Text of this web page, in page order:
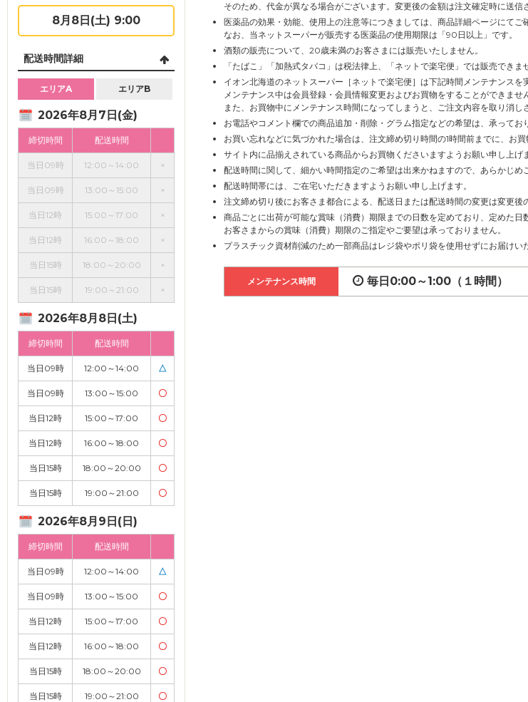
8月8日(土) 9:00
配送時間詳細
エリアA エリアB
2026年8月7日(金)
締切時間 配送時間
当日09時 12:00～14:00 ×
当日09時 13:00～15:00 ×
当日12時 15:00～17:00 ×
当日12時 16:00～18:00 ×
当日15時 18:00～20:00 ×
当日15時 19:00～21:00 ×
2026年8月8日(土)
締切時間 配送時間
当日09時 12:00～14:00 △
当日09時 13:00～15:00 〇
当日12時 15:00～17:00 〇
当日12時 16:00～18:00 〇
当日15時 18:00～20:00 〇
当日15時 19:00～21:00 〇
2026年8月9日(日)
締切時間 配送時間
当日09時 12:00～14:00 △
当日09時 13:00～15:00 〇
当日12時 15:00～17:00 〇
当日12時 16:00～18:00 〇
当日15時 18:00～20:00 〇
当日15時 19:00～21:00 〇
そのため、代金が異なる場合がございます。変更後の金額は注文確定時に送信
医薬品の効果・効能、使用上の注意等につきましては、商品詳細ページにてご
なお、当ネットスーパーが販売する医薬品の使用期限は「90日以上」です。
酒類の販売について、20歳未満のお客さまには販売いたしません。
「たばこ」「加熱式タバコ」は税法律上、「ネットで楽宅便」では販売できま
イオン北海道のネットスーパー［ネットで楽宅便］は下記時間メンテナンスを
メンテナンス中は会員登録・会員情報変更およびお買物をすることができませ
また、お買物中にメンテナンス時間になってしまうと、ご注文内容を取り消し
お電話やコメント欄での商品追加・削除・グラム指定などの希望は、承ってお
お買い忘れなどに気づかれた場合は、注文締め切り時間の1時間前までに、お
サイト内に品揃えされている商品からお買物くださいますようお願い申し上げ
配送時間に関して、細かい時間指定のご希望は出来かねますので、あらかじめ
配送時間帯には、ご在宅いただきますようお願い申し上げます。
注文締め切り後にお客さま都合による、配送日または配送時間の変更は変更後
商品ごとに出荷が可能な賞味（消費）期限までの日数を定めており、定めた日
お客さまからの賞味（消費）期限のご指定やご要望は承っておりません。
プラスチック資材削減のため一部商品はレジ袋やポリ袋を使用せずにお届けい
メンテナンス時間 毎日0:00～1:00（１時間）